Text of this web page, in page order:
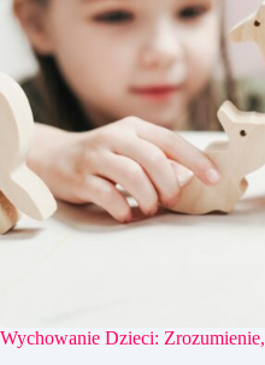
Wychowanie Dzieci: